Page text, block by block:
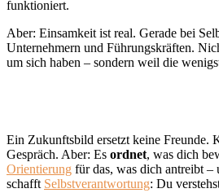
funktioniert.
Aber: Einsamkeit ist real. Gerade bei
Unternehmern und Führungskräften.
um sich haben – sondern weil die
Ein Zukunftsbild ersetzt keine Freunde.
Gespräch. Aber: Es ordnet, was dich
Orientierung für das, was dich antreibt –
schafft Selbstverantwortung: Du